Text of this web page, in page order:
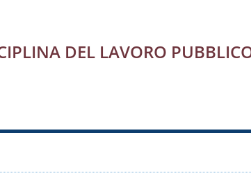
DEL LAVORO